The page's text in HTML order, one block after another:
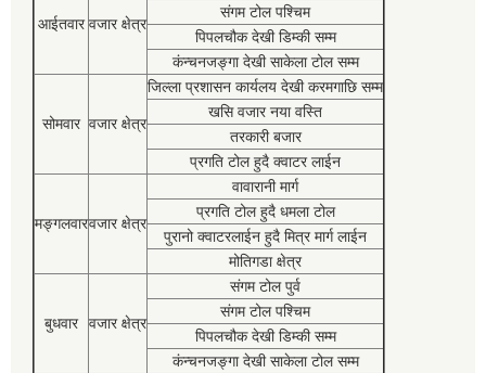
आईतवार वजार क्षेत्र
संगम टोल पश्चिम
पिपलचौक देखी डिम्की सम्म
कंन्चनजङ्गा देखी साकेला टोल सम्म
सोमवार वजार क्षेत्र
जिल्ला प्रशासन कार्यलय देखी करमगाछि सम्म
खसि वजार नया वस्ति
तरकारी बजार
प्रगति टोल हुदै क्वाटर लाईन
मङ्गलवारवजार क्षेत्र
वावारानी मार्ग
प्रगति टोल हुदै धमला टोल
पुरानो क्वाटरलाईन हुदै मित्र मार्ग लाईन
मोतिगडा क्षेत्र
बुधवार वजार क्षेत्र
संगम टोल पुर्व
संगम टोल पश्चिम
पिपलचौक देखी डिम्की सम्म
कंन्चनजङ्गा देखी साकेला टोल सम्म